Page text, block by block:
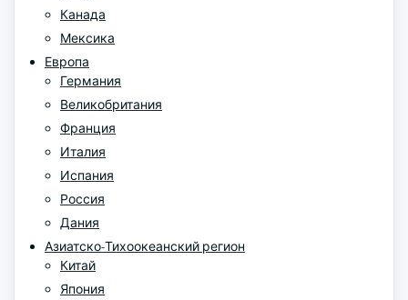
Канада
Мексика
Европа
Германия
Великобритания
Франция
Италия
Испания
Россия
Дания
Азиатско-Тихоокеанский регион
Китай
Япония